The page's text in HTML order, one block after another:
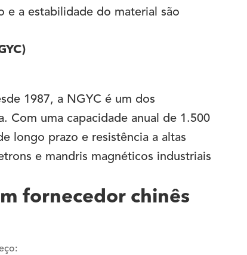
e a estabilidade do material são
1987, a NGYC é um dos
Com uma capacidade anual de 1.500
longo prazo e resistência a altas
e mandris magnéticos industriais
fornecedor chinês